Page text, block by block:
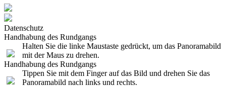
Datenschutz
Handhabung des Rundgangs
Halten Sie die linke Maustaste gedrückt, um das Panoramabild
mit der Maus zu drehen.
Handhabung des Rundgangs
Tippen Sie mit dem Finger auf das Bild und drehen Sie das
Panoramabild nach links und rechts.